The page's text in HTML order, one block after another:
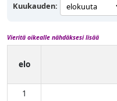
Kuukauden:
Vieritä oikealle nähdäksesi lisää
elo
1